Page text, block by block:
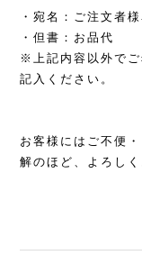
・宛名：ご注文者様
・但書：お品代
※上記内容以外でご
記入ください。
お客様にはご不便
解のほど、よろし